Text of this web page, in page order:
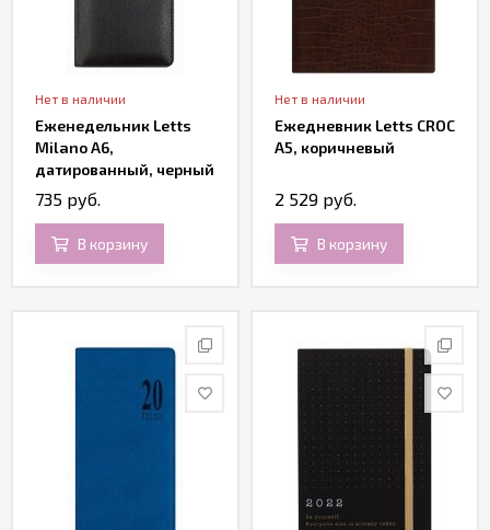
Нет в наличии
Еженедельник Letts
Milano A6,
датированный, черный
735 руб.
В корзину
Нет в наличии
Ежедневник Letts CROC
A5, коричневый
2 529 руб.
В корзину